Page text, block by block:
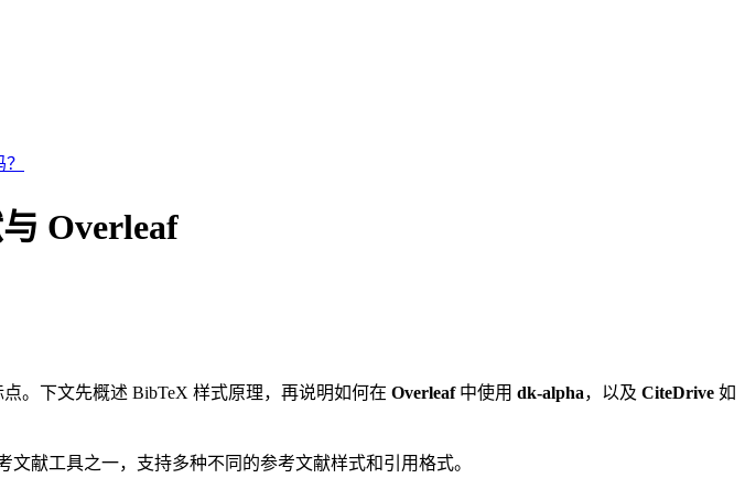
Overleaf
。下文先概述 BibTeX 样式原理，再说明如何在 Overleaf中使用 dk-alpha，以及 CiteDrive 如
献工具之一，支持多种不同的参考文献样式和引用格式。